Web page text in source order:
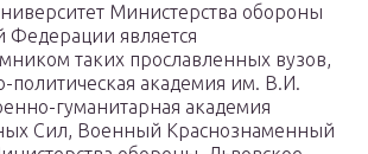
Министерства обороны
Федерации является
таких прославленных вузов,
политическая академия им. В.И.
гуманитарная академия
Сил, Военный Краснознаменный